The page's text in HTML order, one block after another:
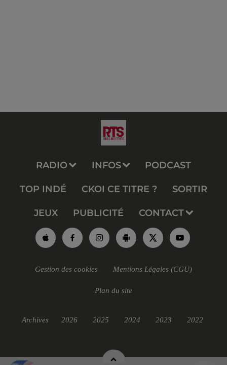
RADIO INFOS PODCAST
TOP INDÉ CKOI CE TITRE ? SORTIR
JEUX PUBLICITÉ CONTACT
Gestion des cookies Mentions Légales (CGU)
Plan du site
Archives 2026 2025 2024 2023 2022